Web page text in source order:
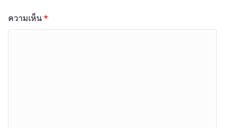
ความเห็น*